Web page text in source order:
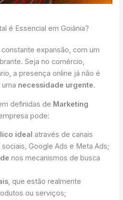
é Essencial em Goiânia?
expansão, com um
Seja no comércio,
a presença online já não é
necessidade urgente.
definidas de Marketing
pode:
ideal através de canais
Google Ads e Meta Ads;
nos mecanismos de busca
, que estão realmente
ou serviços;